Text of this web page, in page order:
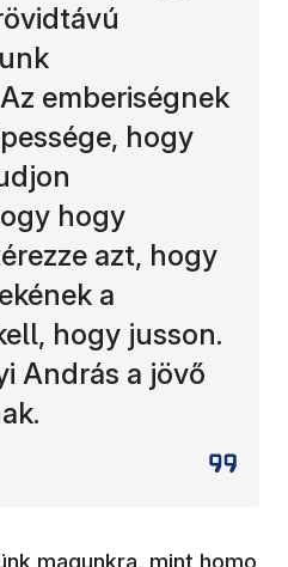
emberiségnek
hogy
hogy
azt, hogy
a
hogy jusson.
András a jövő